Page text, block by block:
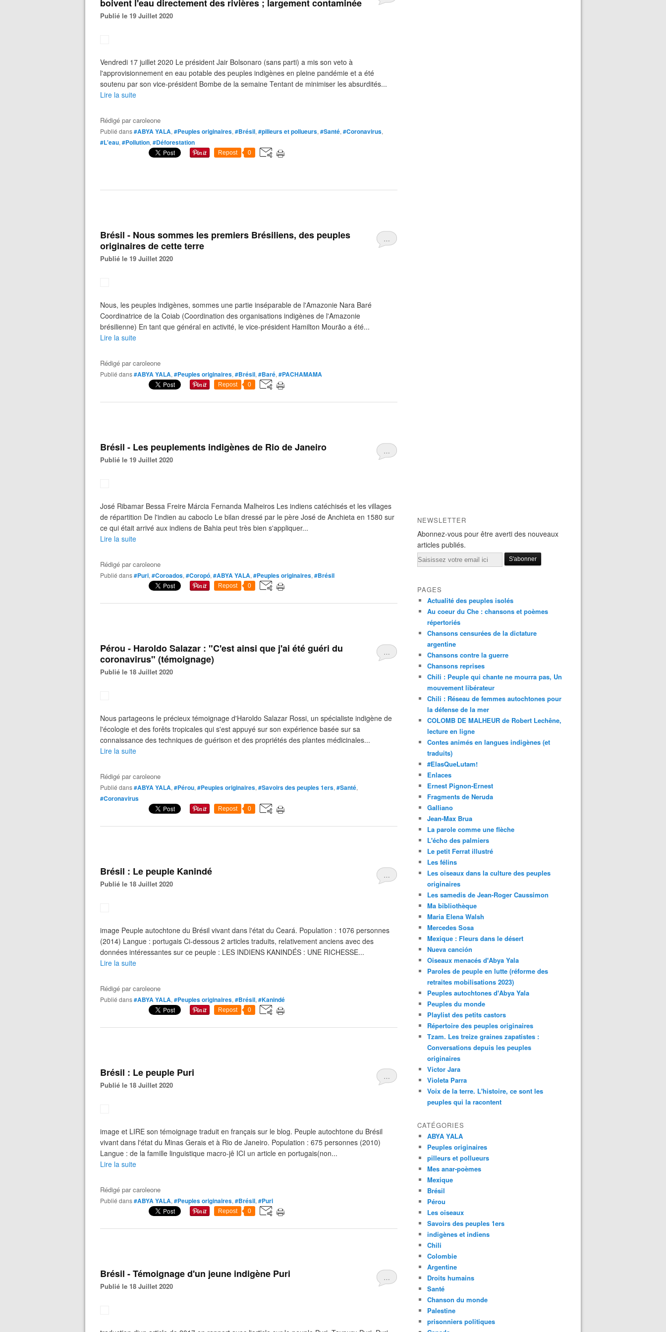
boivent l'eau directement des rivières ; largement contaminée
Publié le 19 Juillet 2020
Vendredi 17 juillet 2020 Le président Jair Bolsonaro (sans parti) a mis son veto à
l'approvisionnement en eau potable des peuples indigènes en pleine pandémie et a été
soutenu par son vice-président Bombe de la semaine Tentant de minimiser les absurdités...
Lire la suite
Rédigé parcaroleone
Publié dans#ABYA YALA, #Peuples originaires, #Brésil, #pilleurs et pollueurs, #Santé, #Coronavirus,
#L'eau, #Pollution, #Déforestation
Repost 0
…
Brésil - Nous sommes les premiers Brésiliens, des peuples
originaires de cette terre
Publié le 19 Juillet 2020
Nous, les peuples indigènes, sommes une partie inséparable de l'Amazonie Nara Baré
Coordinatrice de la Coiab (Coordination des organisations indigènes de l'Amazonie
brésilienne) En tant que général en activité, le vice-président Hamilton Mourão a été...
Lire la suite
Rédigé parcaroleone
Publié dans#ABYA YALA, #Peuples originaires, #Brésil, #Baré, #PACHAMAMA
Repost 0
…
Brésil - Les peuplements indigènes de Rio de Janeiro
Publié le 19 Juillet 2020
José Ribamar Bessa Freire Márcia Fernanda Malheiros Les indiens catéchisés et les villages
de répartition De l'indien au caboclo Le bilan dressé par le père José de Anchieta en 1580 sur
ce qui était arrivé aux indiens de Bahia peut très bien s'appliquer...
Lire la suite
Rédigé parcaroleone
Publié dans#Puri, #Coroados, #Coropó, #ABYA YALA, #Peuples originaires, #Brésil
Repost 0
…
Pérou - Haroldo Salazar : "C'est ainsi que j'ai été guéri du
coronavirus" (témoignage)
Publié le 18 Juillet 2020
Nous partageons le précieux témoignage d'Haroldo Salazar Rossi, un spécialiste indigène de
l'écologie et des forêts tropicales qui s'est appuyé sur son expérience basée sur sa
connaissance des techniques de guérison et des propriétés des plantes médicinales...
Lire la suite
Rédigé parcaroleone
Publié dans#ABYA YALA, #Pérou, #Peuples originaires, #Savoirs des peuples 1ers, #Santé,
#Coronavirus
Repost 0
…
Brésil : Le peuple Kanindé
Publié le 18 Juillet 2020
image Peuple autochtone du Brésil vivant dans l'état du Ceará. Population : 1076 personnes
(2014) Langue : portugais Ci-dessous 2 articles traduits, relativement anciens avec des
données intéressantes sur ce peuple : LES INDIENS KANINDÉS : UNE RICHESSE...
Lire la suite
Rédigé parcaroleone
Publié dans#ABYA YALA, #Peuples originaires, #Brésil, #Kanindé
Repost 0
…
Brésil : Le peuple Puri
Publié le 18 Juillet 2020
image et LIRE son témoignage traduit en français sur le blog. Peuple autochtone du Brésil
vivant dans l'état du Minas Gerais et à Rio de Janeiro. Population : 675 personnes (2010)
Langue : de la famille linguistique macro-jê ICI un article en portugais(non...
Lire la suite
Rédigé parcaroleone
Publié dans#ABYA YALA, #Peuples originaires, #Brésil, #Puri
Repost 0
…
Brésil - Témoignage d'un jeune indigène Puri
Publié le 18 Juillet 2020
NEWSLETTER
Abonnez-vous pour être averti des nouveaux
articles publiés.
Email
PAGES
Actualité des peuples isolés
Au coeur du Che : chansons et poèmes
répertoriés
Chansons censurées de la dictature
argentine
Chansons contre la guerre
Chansons reprises
Chili : Peuple qui chante ne mourra pas, Un
mouvement libérateur
Chili : Réseau de femmes autochtones pour
la défense de la mer
COLOMB DE MALHEUR de Robert Lechêne,
lecture en ligne
Contes animés en langues indigènes (et
traduits)
#ElasQueLutam!
Enlaces
Ernest Pignon-Ernest
Fragments de Neruda
Galliano
Jean-Max Brua
La parole comme une flèche
L'écho des palmiers
Le petit Ferrat illustré
Les félins
Les oiseaux dans la culture des peuples
originaires
Les samedis de Jean-Roger Caussimon
Ma bibliothèque
Maria Elena Walsh
Mercedes Sosa
Mexique : Fleurs dans le désert
Nueva canción
Oiseaux menacés d'Abya Yala
Paroles de peuple en lutte (réforme des
retraites mobilisations 2023)
Peuples autochtones d'Abya Yala
Peuples du monde
Playlist des petits castors
Répertoire des peuples originaires
Tzam. Les treize graines zapatistes :
Conversations depuis les peuples
originaires
Victor Jara
Violeta Parra
Voix de la terre. L'histoire, ce sont les
peuples qui la racontent
CATÉGORIES
ABYA YALA
Peuples originaires
pilleurs et pollueurs
Mes anar-poèmes
Mexique
Brésil
Pérou
Les oiseaux
Savoirs des peuples 1ers
indigènes et indiens
Chili
Colombie
Argentine
Droits humains
Santé
Chanson du monde
Palestine
prisonniers politiques